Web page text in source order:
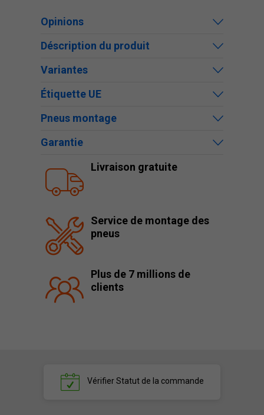
Opinions
Déscription du produit
Variantes
Étiquette UE
Pneus montage
Garantie
Livraison gratuite
Service de montage des
pneus
Plus de 7 millions de
clients
VérifierStatut de la commande